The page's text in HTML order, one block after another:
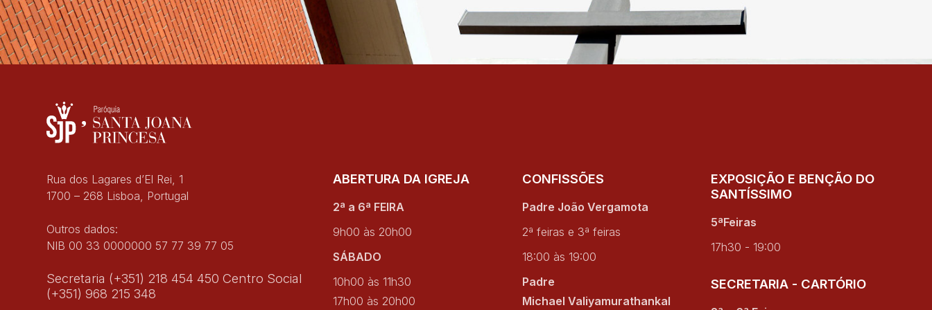
Rua dos Lagares d’El Rei, 1
1700 – 268 Lisboa, Portugal
Outros dados:
NIB 00 33 0000000 57 77 39 77 05
Secretaria (+351) 218 454 450 Centro Social
(+351) 968 215 348
ABERTURA DA IGREJA
2ª a 6ª FEIRA
9h00 às 20h00
SÁBADO
10h00 às 11h30
17h00 às 20h00
CONFISSÕES
Padre João Vergamota
2ª feiras e 3ª feiras
18:00 às 19:00
Padre
Michael Valiyamurathankal
EXPOSIÇÃO E BENÇÃO DO
SANTÍSSIMO
5ªFeiras
17h30 - 19:00
SECRETARIA - CARTÓRIO